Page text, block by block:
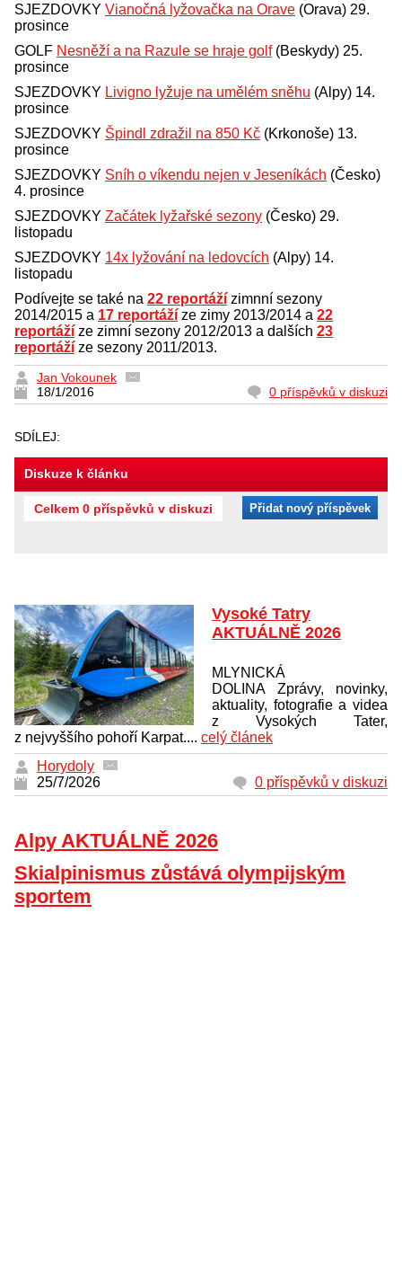
SJEZDOVKY Vianočná lyžovačka na Orave (Orava) 29.
prosince
GOLF Nesněží a na Razule se hraje golf(Beskydy) 25.
prosince
SJEZDOVKY Livigno lyžuje na umělém sněhu (Alpy) 14.
prosince
SJEZDOVKY Špindl zdražil na 850 Kč (Krkonoše) 13.
prosince
SJEZDOVKY Sníh o víkendu nejen v Jeseníkách (Česko)
4. prosince
SJEZDOVKY Začátek lyžařské sezony (Česko) 29.
listopadu
SJEZDOVKY 14x lyžování na ledovcích (Alpy) 14.
listopadu
Podívejte se také na 22 reportáží zimnní sezony
2014/2015 a 17 reportáží ze zimy 2013/2014 a 22
reportáží ze zimní sezony 2012/2013 a dalších 23
reportáží ze sezony 2011/2013.
Jan Vokounek
18/1/2016
0 příspěvků v diskuzi
SDÍLEJ:
Diskuze k článku
Celkem 0 příspěvků v diskuzi Přidat nový příspěvek
Vysoké Tatry
AKTUÁLNĚ 2026
MLYNICKÁ
DOLINA Zprávy, novinky,
aktuality, fotografie a videa
z Vysokých Tater,
z nejvyššího pohoří Karpat.... celý článek
Horydoly
25/7/2026
0 příspěvků v diskuzi
Alpy AKTUÁLNĚ 2026
Skialpinismus zůstává olympijským
sportem